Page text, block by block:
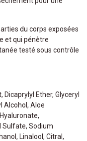
du corps exposées
et qui pénètre
testé sous contrôle
Dicaprylyl Ether, Glyceryl
Alcohol, Aloe
Sulfate, Sodium
Linalool, Citral,